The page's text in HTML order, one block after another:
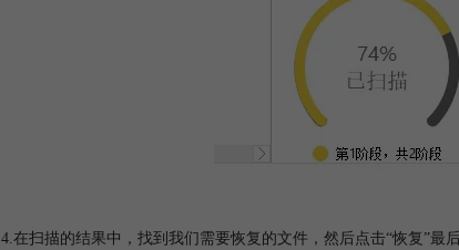
4.在扫描的结果中，找到我们需要恢复的文件，然后点击“恢复”